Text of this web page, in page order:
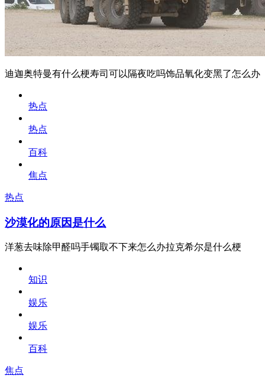
迪迦奥特曼有什么梗寿司可以隔夜吃吗饰品氧化变黑了怎么办
热点
热点
百科
焦点
热点
沙漠化的原因是什么
洋葱去味除甲醛吗手镯取不下来怎么办拉克希尔是什么梗
知识
娱乐
娱乐
百科
焦点